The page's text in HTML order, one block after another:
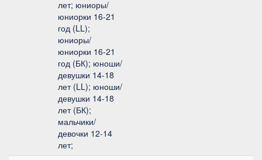
лет; юниоры/
юниорки 16-21
год (LL);
юниоры/
юниорки 16-21
год (БК); юноши/
девушки 14-18
лет (LL); юноши/
девушки 14-18
лет (БК);
мальчики/
девочки 12-14
лет;